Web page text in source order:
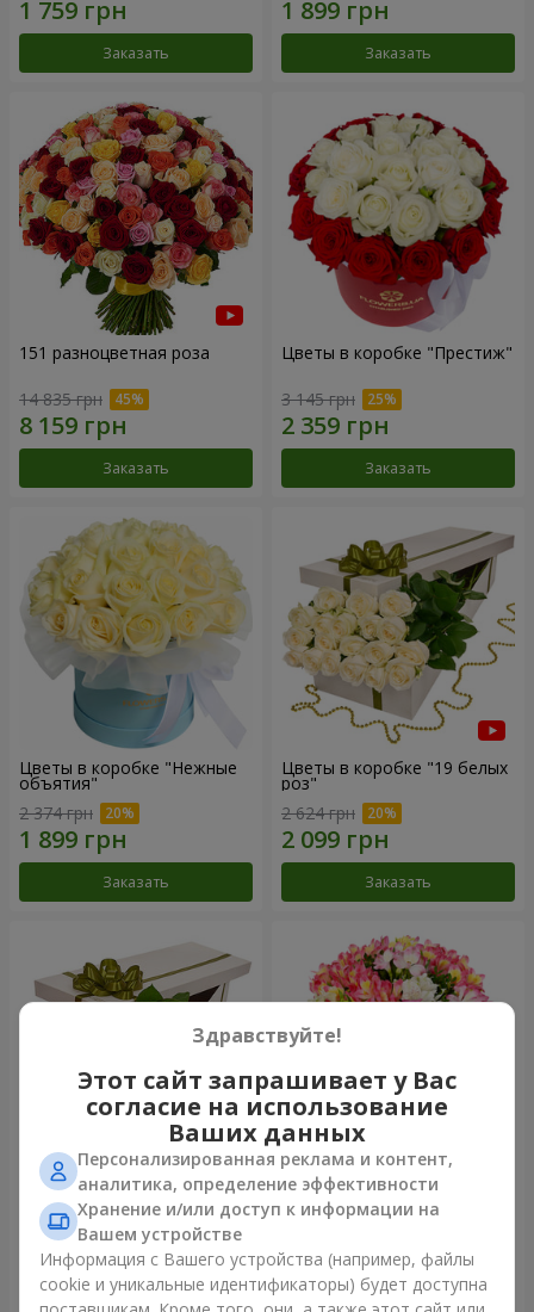
Заказать Заказать
151 разноцветная роза
14 835 грн
Заказать
Цветы в коробке "Престиж"
3 145 грн
Заказать
Цветы в коробке "Нежные
объятия"
2 374 грн
Заказать
Цветы в коробке "19 белых
роз"
2 624 грн
Заказать
Цветы в коробке "15
розовых роз"
2 469 грн
Заказать
Букет "Сказка для двоих!"
Заказать
Здравствуйте!
Этот сайт запрашивает у Вас
согласие на использование
Ваших данных
Персонализированная реклама и контент,
аналитика, определение эффективности
Хранение и/или доступ к информации на
Вашем устройстве
Информация с Вашего устройства (например, файлы
cookie и уникальные идентификаторы) будет доступна